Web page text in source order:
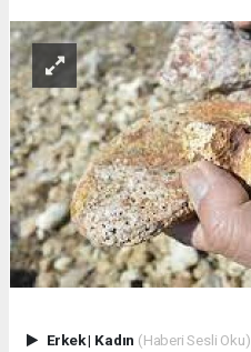
Erkek| Kadın (Haberi Sesli Oku)